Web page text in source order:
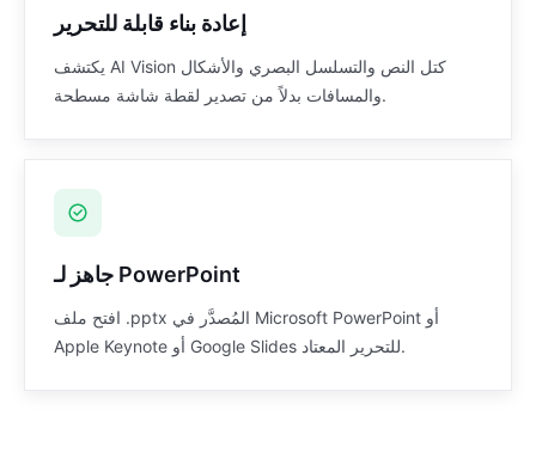
إعادة بناء قابلة للتحرير
يكتشف AI Vision كتل النص والتسلسل البصري والأشكال
والمسافات بدلاً من تصدير لقطة شاشة مسطحة.
جاهز لـ PowerPoint
افتح ملف .pptx المُصدَّر في Microsoft PowerPoint أو
Apple Keynote أو Google Slides للتحرير المعتاد.